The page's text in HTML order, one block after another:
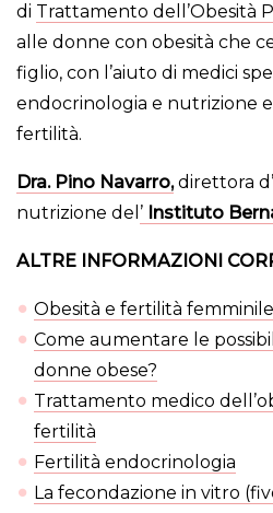
di Trattamento dell’Obesità
alle donne con obesità che
figlio, con l’aiuto di medici
endocrinologia e nutrizione
fertilità.
Dra. Pino Navarro, direttora
nutrizione del ’ Instituto
ALTRE INFORMAZIONI
Obesità e fertilità femminile
Come aumentare le
donne obese?
Trattamento medico
fertilità
Fertilità endocrinologia
La fecondazione in vitro